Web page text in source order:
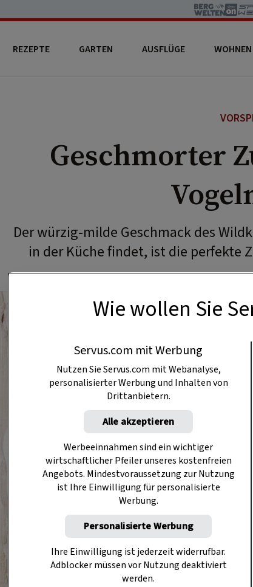
REZEPTE GARTEN AUSFLÜGE WOHNEN
Geschmorter
Der würzig-milde Geschmack des
in der Küche findet, ist die perfekte
Wie wollen Sie
Servus.com mit Werbung
Nutzen Sie Servus.com mit Webanalyse,
personalisierter Werbung und Inhalten von
Drittanbietern.
Alle akzeptieren
Werbeeinnahmen sind ein wichtiger
wirtschaftlicher Pfeiler unseres kostenfreien
Angebots. Mindestvoraussetzung zur Nutzung
ist Ihre Einwilligung für personalisierte
Werbung.
Personalisierte Werbung
Ihre Einwilligung ist jederzeit widerrufbar.
Adblocker müssen vor Nutzung deaktiviert
werden.